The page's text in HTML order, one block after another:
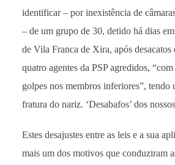
identificar – por inexistência de
– de um grupo de 30, detido há dias
de Vila Franca de Xira, após desacatos
quatro agentes da PSP agredidos,
golpes nos membros inferiores”, tendo
fratura do nariz. ‘Desabafos’ dos
Estes desajustes entre as leis e a sua
mais um dos motivos que conduziram